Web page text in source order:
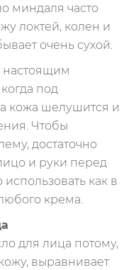
миндаля часто
локтей, колен и
очень сухой.
настоящим
под
кожа шелушится и
Чтобы
достаточно
и руки перед
как в
крема.
для лица потому,
выравнивает